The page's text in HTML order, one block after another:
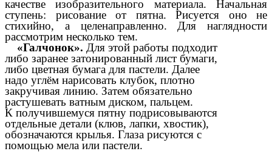
качестве изобразительного материала. Начальная
ступень: рисование от пятна. Рисуется оно не
стихийно, а целенаправленно. Для наглядности
рассмотрим несколько тем.
«Галчонок». Для этой работы подходит
либо заранее затонированный лист бумаги,
либо цветная бумага для пастели. Далее
надо углём нарисовать клубок, плотно
закручивая линию. Затем обязательно
растушевать ватным диском, пальцем.
К получившемуся пятну подрисовываются
отдельные детали (клюв, лапки, хвостик),
обозначаются крылья. Глаза рисуются с
помощью мела или пастели.